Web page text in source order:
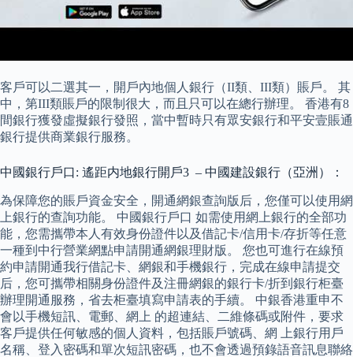
客戶可以二選其一，開戶內地個人銀行（II類、III類）賬戶。 其
中，第III類賬戶的限制很大，而且只可以在總行辦理。 香港有8
間銀行獲發虛擬銀行發照，當中暫時只有眾安銀行和平安壹賬通
銀行提供商業銀行服務。
中國銀行戶口: 遙距内地銀行開戶3 – 中國建設銀行（亞洲）：
為保障您的賬戶資金安全，開通網銀查詢版后，您僅可以使用網
上銀行的查詢功能。 中國銀行戶口 如需使用網上銀行的全部功
能，您需攜帶本人有效身份證件以及借記卡/信用卡/存折等任意
一種到中行營業網點申請開通網銀理財版。 您也可進行在線預
約申請開通我行借記卡、網銀和手機銀行，完成在線申請提交
后，您可攜帶相關身份證件及注冊網銀的銀行卡/折到銀行柜臺
辦理開通服務，省去柜臺填寫申請表的手續。 中銀香港重申不
會以手機短訊、電郵、網上 的超連結、二維條碼或附件，要求
客戶提供任何敏感的個人資料，包括賬戶號碼、網 上銀行用戶
名稱、登入密碼和單次短訊密碼，也不會透過預錄語音訊息聯絡